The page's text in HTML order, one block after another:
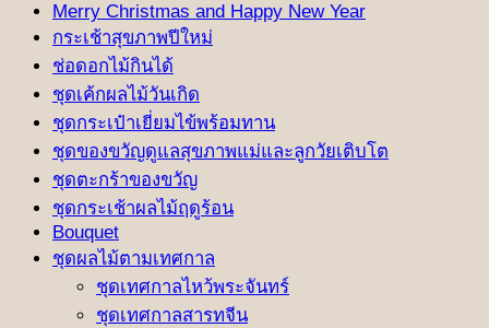
Merry Christmas and Happy New Year
กระเช้าสุขภาพปีใหม่
ช่อดอกไม้กินได้
ชุดเค้กผลไม้วันเกิด
ชุดกระเป๋าเยี่ยมไข้พร้อมทาน
ชุดของขวัญดูแลสุขภาพแม่และลูกวัยเติบโต
ชุดตะกร้าของขวัญ
ชุดกระเช้าผลไม้ฤดูร้อน
Bouquet
ชุดผลไม้ตามเทศกาล
ชุดเทศกาลไหว้พระจันทร์
ชุดเทศกาลสารทจีน